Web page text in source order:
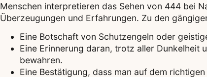
Menschen interpretieren das Sehen von 444 bei
Überzeugungen und Erfahrungen. Zu den
Eine Botschaft von Schutzengeln oder
Eine Erinnerung daran, trotz aller Dunkelheit
bewahren.
Eine Bestätigung, dass man auf dem